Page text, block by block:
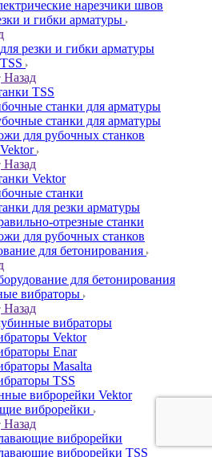
нарезчики швов
и гибки арматуры
резки и гибки арматуры
Назад
TSS
станки для арматуры
станки для арматуры
для рубочных станков
Назад
Vektor
станки
для резки арматуры
отрезные станки
для рубочных станков
для бетонирования
для бетонирования
вибраторы
Назад
вибраторы
Vektor
Enar
Masalta
TSS
виброрейки Vektor
виброрейки
Назад
виброрейки
виброрейки TSS